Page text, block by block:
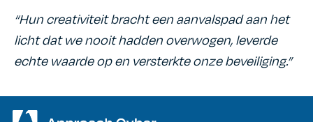
“Hun creativiteit bracht een aanvalspad aan het
licht dat we nooit hadden overwogen, leverde
echte waarde op en versterkte onze beveiliging.”